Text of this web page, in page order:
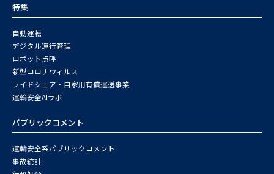
特集
自動運転
デジタル運行管理
ロボット点呼
新型コロナウィルス
ライドシェア・自家用有償運送事業
運輸安全AIラボ
パブリックコメント
運輸安全系パブリックコメント
事故統計